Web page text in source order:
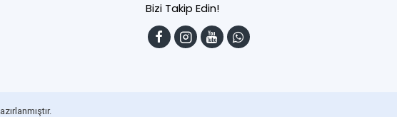
Bizi Takip Edin!